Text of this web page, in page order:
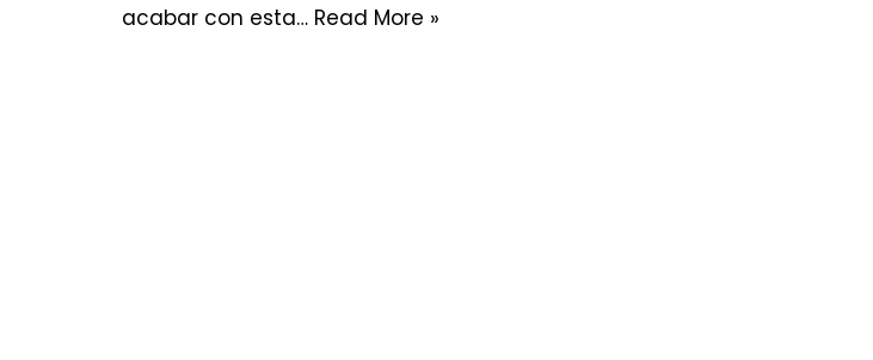
acabar con esta… Read More »